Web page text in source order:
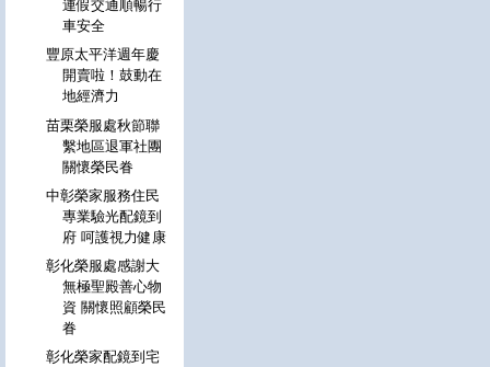
連假交通順暢行
車安全
豐原太平洋週年慶
開賣啦！鼓動在
地經濟力
苗栗榮服處秋節聯
繫地區退軍社團
關懷榮民眷
中彰榮家服務住民
專業驗光配鏡到
府 呵護視力健康
彰化榮服處感謝大
無極聖殿善心物
資 關懷照顧榮民
眷
彰化榮家配鏡到宅